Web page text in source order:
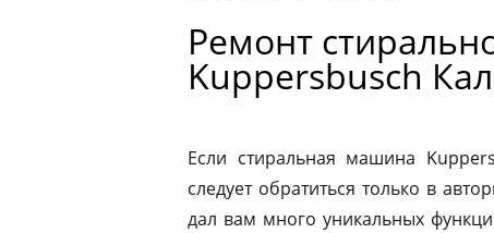
Ремонт
Kuppersbusch
Если стиральная машина
следует обратиться только в
дал вам много уникальных